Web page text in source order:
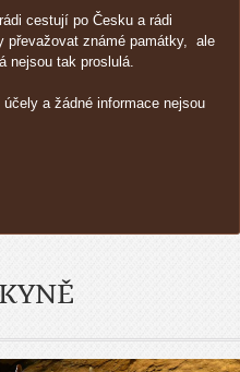
cestují po Česku a rádi
převažovat známé památky, ale
nejsou tak proslulá.
a žádné informace nejsou